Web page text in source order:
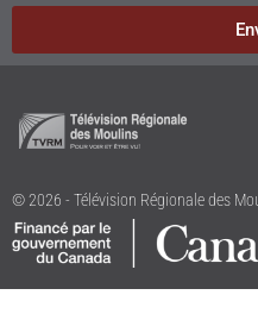
© 2026 - Télévision Régionale des